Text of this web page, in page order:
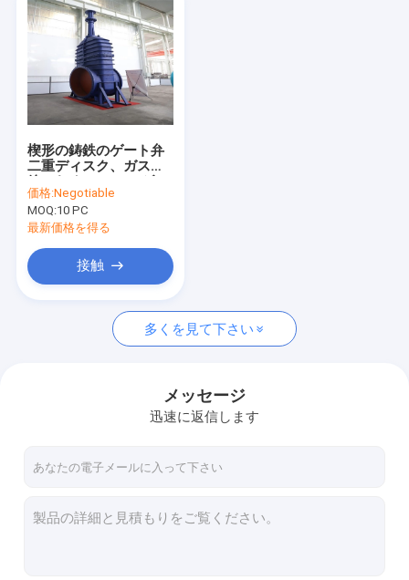
楔形の鋳鉄のゲート弁
二重ディスク、ガス管
ト弁
価格:Negotiable
MOQ:10 PC
最新価格を得る
接触
多くを見て下さい
メッセージ
迅速に返信します